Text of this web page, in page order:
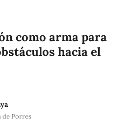
como arma para
hacia el
de Porres